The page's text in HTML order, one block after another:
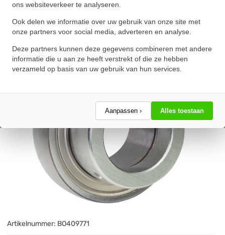
ons websiteverkeer te analyseren.
Ook delen we informatie over uw gebruik van onze site met
onze partners voor social media, adverteren en analyse.
Deze partners kunnen deze gegevens combineren met andere
informatie die u aan ze heeft verstrekt of die ze hebben
verzameld op basis van uw gebruik van hun services.
Aanpassen › Alles toestaan
★★★★
★★★★
Schrijf een review!
Artikelnummer: BO409771